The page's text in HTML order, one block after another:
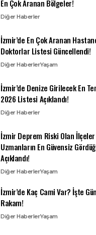
En Çok Aranan Bölgeler!
Diğer Haberler
İzmir’de En Çok Aranan
Doktorlar Listesi Güncellendi!
Diğer HaberlerYaşam
İzmir’de Denize Girilecek En
2026 Listesi Açıklandı!
Diğer Haberler
İzmir Deprem Riski Olan
Uzmanların En Güvensiz
Açıklandı!
Diğer HaberlerYaşam
İzmir’de Kaç Cami Var? İşte
Rakam!
Diğer HaberlerYaşam